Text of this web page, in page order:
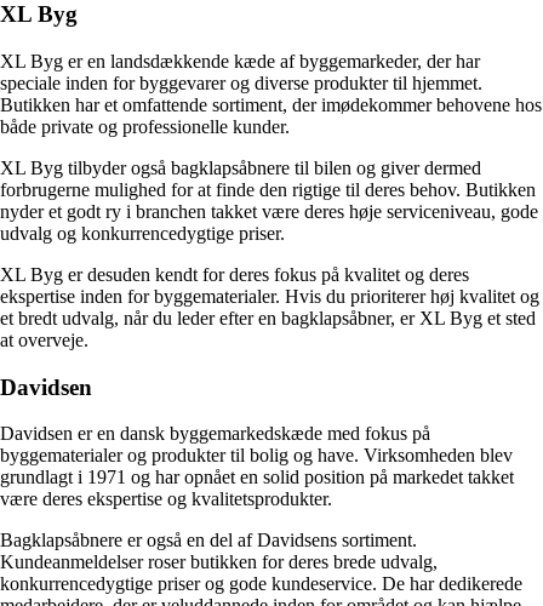
XL Byg
XL Byg er en landsdækkende kæde af byggemarkeder, der har
speciale inden for byggevarer og diverse produkter til hjemmet.
Butikken har et omfattende sortiment, der imødekommer behovene hos
både private og professionelle kunder.
XL Byg tilbyder også bagklapsåbnere til bilen og giver dermed
forbrugerne mulighed for at finde den rigtige til deres behov. Butikken
nyder et godt ry i branchen takket være deres høje serviceniveau, gode
udvalg og konkurrencedygtige priser.
XL Byg er desuden kendt for deres fokus på kvalitet og deres
ekspertise inden for byggematerialer. Hvis du prioriterer høj kvalitet og
et bredt udvalg, når du leder efter en bagklapsåbner, er XL Byg et sted
at overveje.
Davidsen
Davidsen er en dansk byggemarkedskæde med fokus på
byggematerialer og produkter til bolig og have. Virksomheden blev
grundlagt i 1971 og har opnået en solid position på markedet takket
være deres ekspertise og kvalitetsprodukter.
Bagklapsåbnere er også en del af Davidsens sortiment.
Kundeanmeldelser roser butikken for deres brede udvalg,
konkurrencedygtige priser og gode kundeservice. De har dedikerede